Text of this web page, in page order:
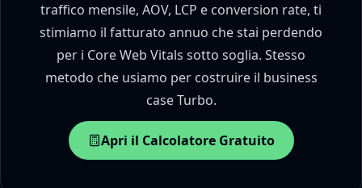
traffico mensile, AOV, LCP e conversion rate, ti
stimiamo il fatturato annuo che stai perdendo
per i Core Web Vitals sotto soglia. Stesso
metodo che usiamo per costruire il business
case Turbo.
Apri il Calcolatore Gratuito